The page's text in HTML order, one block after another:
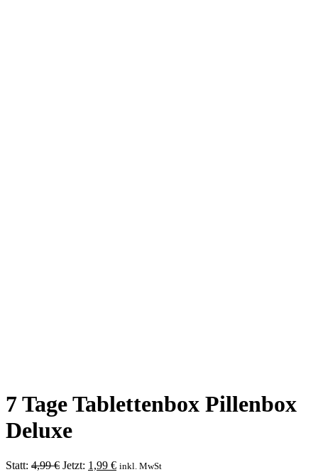
7 Tage Tablettenbox Pillenbox
Deluxe
Statt: 4,99€ Ursprünglicher
Jetzt: 1,99 €Aktueller
inkl. MwSt